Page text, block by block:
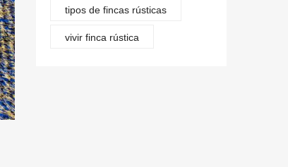
tipos de fincas rústicas
vivir finca rústica